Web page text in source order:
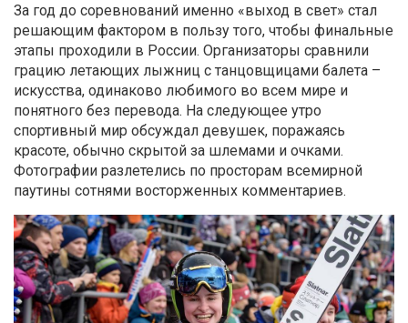
За год до соревнований именно «выход в свет» стал
решающим фактором в пользу того, чтобы финальные
этапы проходили в России. Организаторы сравнили
грацию летающих лыжниц с танцовщицами балета –
искусства, одинаково любимого во всем мире и
понятного без перевода. На следующее утро
спортивный мир обсуждал девушек, поражаясь
красоте, обычно скрытой за шлемами и очками.
Фотографии разлетелись по просторам всемирной
паутины сотнями восторженных комментариев.